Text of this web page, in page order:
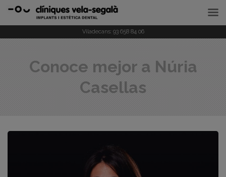
Viladecans: 93 658 84 06
Conoce mejor a Núria
Casellas